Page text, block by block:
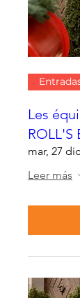
Les
ROLL'S
mar, 27 dic
Leer más